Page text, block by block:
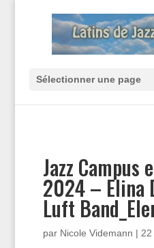
Sélectionner une page
Jazz Campus
2024 – Elina
Luft
par Nicole Videmann |